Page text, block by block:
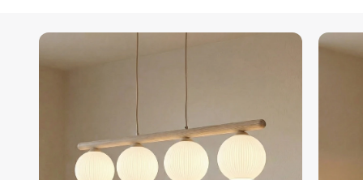
Skip
to
images